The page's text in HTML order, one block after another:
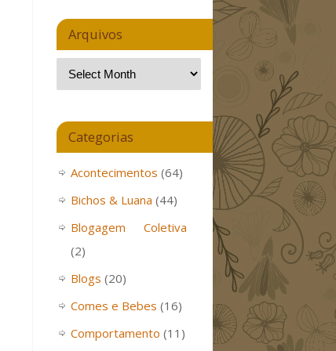
Arquivos
Categorias
Acontecimentos (64)
Bichos & Luana (44)
Blogagem Coletiva
(2)
Blogs (20)
Comes e Bebes (16)
Comportamento (11)